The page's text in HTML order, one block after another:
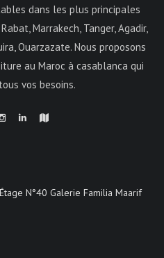
dans les plus principales
Marrakech, Tanger, Agadir,
Ouarzazate. Nous proposons
au Maroc à casablanca qui
vos besoins.
N°40 Galerie Familia Maarif